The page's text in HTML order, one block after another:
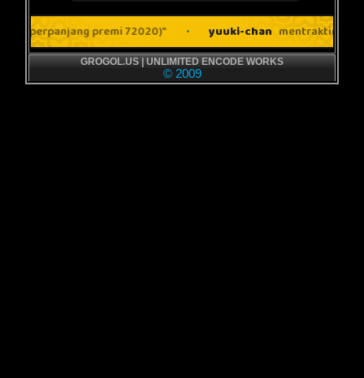
GROGOL.US | UNLIMITED ENCODE WORKS
© 2009